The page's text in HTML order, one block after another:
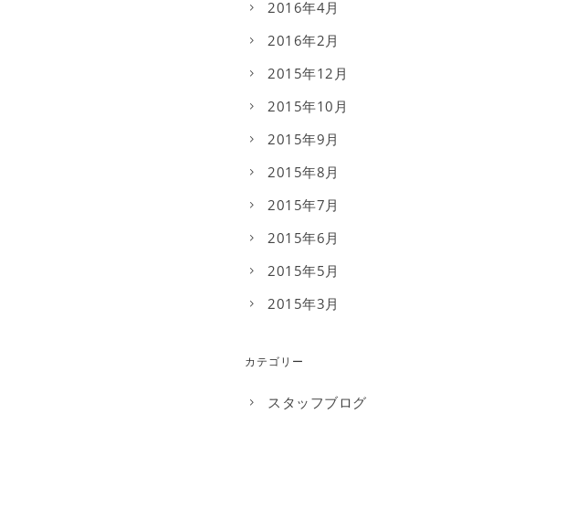
2016年4月
2016年2月
2015年12月
2015年10月
2015年9月
2015年8月
2015年7月
2015年6月
2015年5月
2015年3月
カテゴリー
スタッフブログ